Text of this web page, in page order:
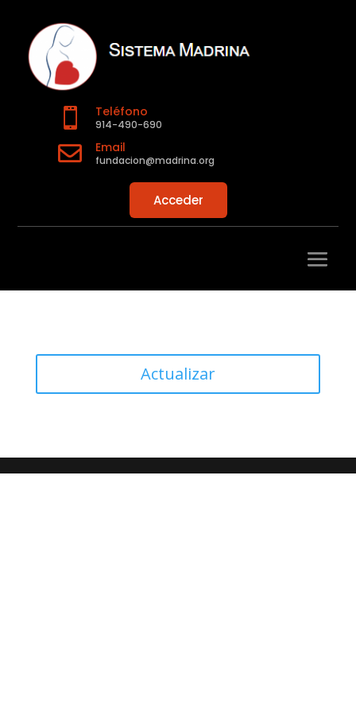
 Teléfono
914-490-690
 Email
fundacion@madrina.org
Acceder
Actualizar